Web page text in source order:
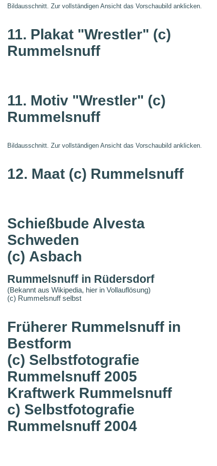
Bildausschnitt. Zur vollständigen Ansicht das Vorschaubild anklicken.
11. Plakat "Wrestler" (c)
Rummelsnuff
11. Motiv "Wrestler" (c)
Rummelsnuff
Bildausschnitt. Zur vollständigen Ansicht das Vorschaubild anklicken.
12. Maat (c) Rummelsnuff
Schießbude Alvesta
Schweden
(c) Asbach
Rummelsnuff in Rüdersdorf
(Bekannt aus Wikipedia, hier in Vollauflösung)
(c) Rummelsnuff selbst
Früherer Rummelsnuff in
Bestform
(c) Selbstfotografie
Rummelsnuff 2005
Kraftwerk Rummelsnuff
c) Selbstfotografie
Rummelsnuff 2004